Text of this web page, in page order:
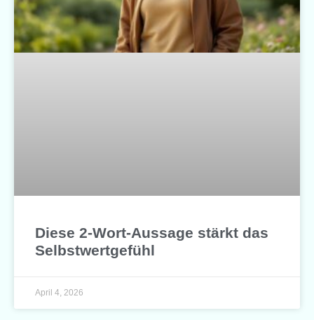
Diese 2-Wort-Aussage stärkt das
Selbstwertgefühl
April 4, 2026